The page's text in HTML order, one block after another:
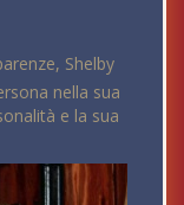
Shelby
nella sua
e la sua